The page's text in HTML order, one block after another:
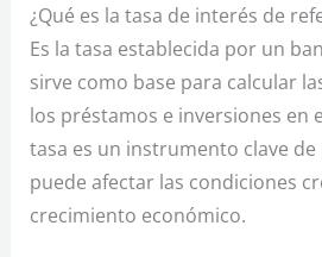
¿Qué es la tasa de interés de
Es la tasa establecida por un
sirve como base para calcular
los préstamos e inversiones en
tasa es un instrumento clave
puede afectar las condiciones
crecimiento económico.